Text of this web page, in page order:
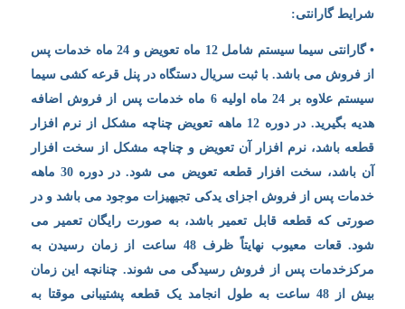
شرایط گارانتی:
• گارانتی سیما سیستم شامل 12 ماه تعویض و 24 ماه خدمات پس
از فروش می باشد. با ثبت سریال دستگاه در پنل قرعه کشی سیما
سیستم علاوه بر 24 ماه اولیه 6 ماه خدمات پس از فروش اضافه
هدیه بگیرید. در دوره 12 ماهه تعویض چناچه مشکل از نرم افزار
قطعه باشد، نرم افزار آن تعویض و چناچه مشکل از سخت افزار
آن باشد، سخت افزار قطعه تعویض می شود. در دوره 30 ماهه
خدمات پس از فروش اجزای یدکی تجیهیزات موجود می باشد و در
صورتی که قطعه قابل تعمیر باشد، به صورت رایگان تعمیر می
شود. قعات معیوب نهایتاً ظرف 48 ساعت از زمان رسیدن به
مرکزخدمات پس از فروش رسیدگی می شوند. چنانچه این زمان
بیش از 48 ساعت به طول انجامد یک قطعه پشتیبانی موقتا به